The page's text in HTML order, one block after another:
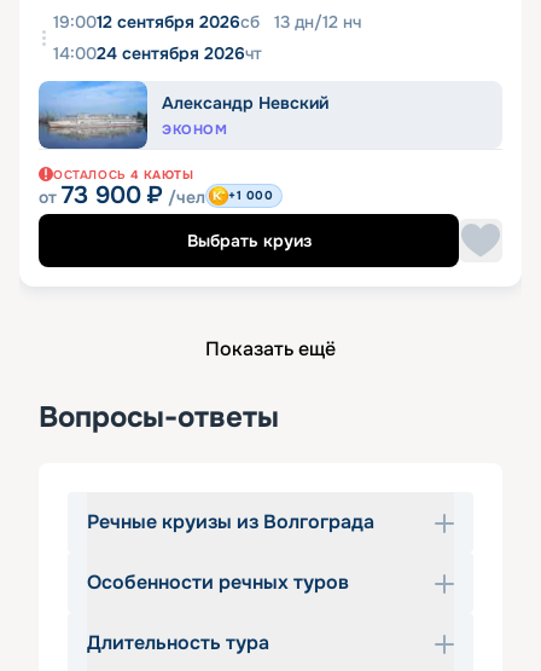
19:0012 сентября 2026сб 13 дн/12 нч
14:0024 сентября 2026чт
Александр Невский
ЭКОНОМ
ОСТАЛОСЬ 4 КАЮТЫ
от 73 900 ₽ /чел +1 000
Выбрать круиз
Показать ещё
Вопросы-ответы
Речные круизы из Волгограда
Что может быть лучше, чем
родному краю, чтобы детальнее
Особенности речных туров
Вы можете отправиться в поездку на
Длительность тура